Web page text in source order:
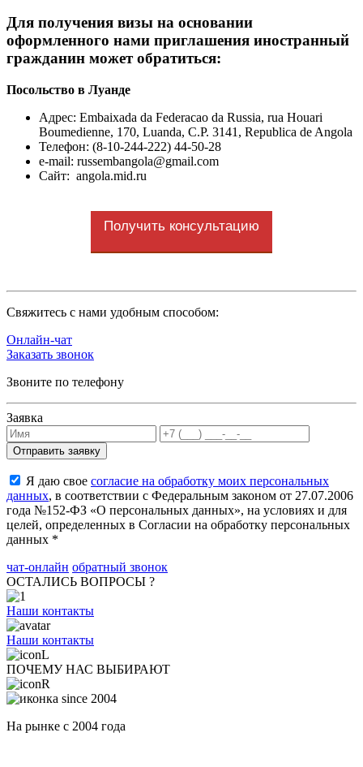
Для получения визы на основании
оформленного нами приглашения иностранный
гражданин может обратиться:
Посольство в Луанде
Адрес: Embaixada da Federacao da Russia, rua Houari
Boumedienne, 170, Luanda, C.P. 3141, Republica de Angola
Телефон: (8-10-244-222) 44-50-28
e-mail: russembangola@gmail.com
Сайт: angola.mid.ru
Получить консультацию
Cвяжитесь с нами удобным способом:
Онлайн-чат
Заказать звонок
Звоните по телефону
Заявка
Я даю свое согласие на обработку моих персональных
данных, в соответствии с Федеральным законом от 27.07.2006
года №152-ФЗ «О персональных данных», на условиях и для
целей, определенных в Согласии на обработку персональных
данных *
чат-онлайн обратный звонок
ОСТАЛИСЬ ВОПРОСЫ ?
Наши контакты
Наши контакты
ПОЧЕМУ НАС ВЫБИРАЮТ
На рынке с 2004 года